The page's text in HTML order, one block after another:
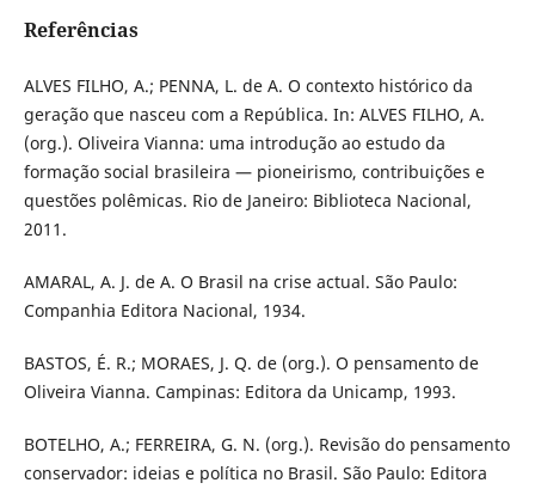
Referências
ALVES FILHO, A.; PENNA, L. de A. O contexto histórico da
geração que nasceu com a República. In: ALVES FILHO, A.
(org.). Oliveira Vianna: uma introdução ao estudo da
formação social brasileira — pioneirismo, contribuições e
questões polêmicas. Rio de Janeiro: Biblioteca Nacional,
2011.
AMARAL, A. J. de A. O Brasil na crise actual. São Paulo:
Companhia Editora Nacional, 1934.
BASTOS, É. R.; MORAES, J. Q. de (org.). O pensamento de
Oliveira Vianna. Campinas: Editora da Unicamp, 1993.
BOTELHO, A.; FERREIRA, G. N. (org.). Revisão do pensamento
conservador: ideias e política no Brasil. São Paulo: Editora